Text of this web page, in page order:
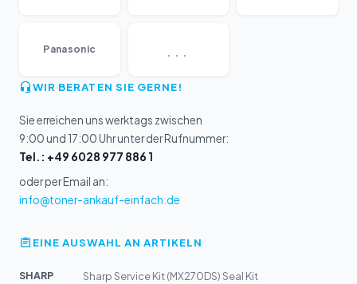
Panasonic ...
WIR BERATEN SIE GERNE!
Sie erreichen uns werktags zwischen
9:00 und 17:00 Uhr unter der Rufnummer:
Tel.: +49 6028 977 886 1
oder per Email an:
info@toner-ankauf-einfach.de
EINE AUSWAHL AN ARTIKELN
SHARP
Sharp Service Kit (MX270DS) Seal Kit